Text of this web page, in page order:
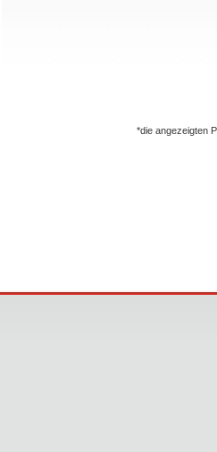
*die angezeigten